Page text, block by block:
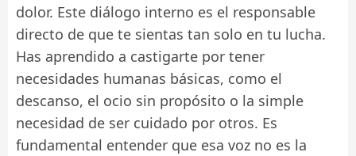
dolor. Este diálogo interno es el responsable
directo de que te sientas tan solo en tu lucha.
Has aprendido a castigarte por tener
necesidades humanas básicas, como el
descanso, el ocio sin propósito o la simple
necesidad de ser cuidado por otros. Es
fundamental entender que esa voz no es la